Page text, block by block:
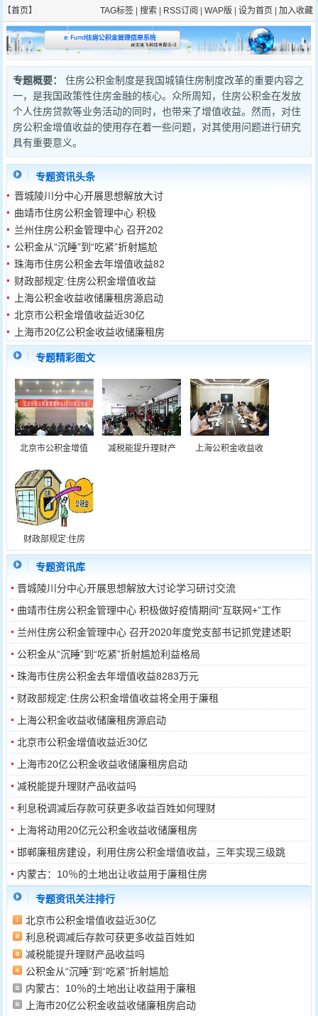
【首页】 TAG标签| 搜索| RSS订阅 WAP版 设为首页 加入收藏
专题概要：
住房公积金制度是我国城镇住房制度改革的重要内容之
一，是我国政策性住房金融的核心。众所周知，住房公积金在发放
个人住房贷款等业务活动的同时，也带来了增值收益。然而，对住
房公积金增值收益的使用存在着一些问题，对其使用问题进行研究
具有重要意义。
专题资讯头条
1 2
晋城陵川分中心开展思想解放大讨
论学习研...
曲靖市住房公积金管理中心 积极
做好疫情...
兰州住房公积金管理中心 召开202
0年度党...
公积金从“沉睡”到“吃紧”折射尴尬
利益...
珠海市住房公积金去年增值收益82
83万元
财政部规定:住房公积金增值收益
将全用于廉租
上海公积金收益收储廉租房源启动
北京市公积金增值收益近30亿
上海市20亿公积金收益收储廉租房
启动
专题精彩图文
北京市公积金增值 减税能提升理财产 上海公积金收益收
财政部规定:住房
专题资讯库
晋城陵川分中心开展思想解放大讨论学习研讨交流
曲靖市住房公积金管理中心 积极做好疫情期间“互联网+”工作
兰州住房公积金管理中心 召开2020年度党支部书记抓党建述职
评...
公积金从“沉睡”到“吃紧”折射尴尬利益格局
珠海市住房公积金去年增值收益8283万元
财政部规定:住房公积金增值收益将全用于廉租
上海公积金收益收储廉租房源启动
北京市公积金增值收益近30亿
上海市20亿公积金收益收储廉租房启动
减税能提升理财产品收益吗
利息税调减后存款可获更多收益百姓如何理财
上海将动用20亿元公积金收益收储廉租房
邯郸廉租房建设，利用住房公积金增值收益，三年实现三级跳
内蒙古：10％的土地出让收益用于廉租住房
专题资讯关注排行
北京市公积金增值收益近30亿
利息税调减后存款可获更多收益百姓如
减税能提升理财产品收益吗
公积金从“沉睡”到“吃紧”折射尴尬
内蒙古：10％的土地出让收益用于廉租
上海市20亿公积金收益收储廉租房启动